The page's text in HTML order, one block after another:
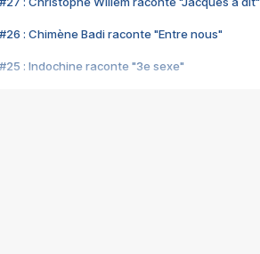
#26 : Chimène Badi raconte "Entre nous"
#25 : Indochine raconte "3e sexe"